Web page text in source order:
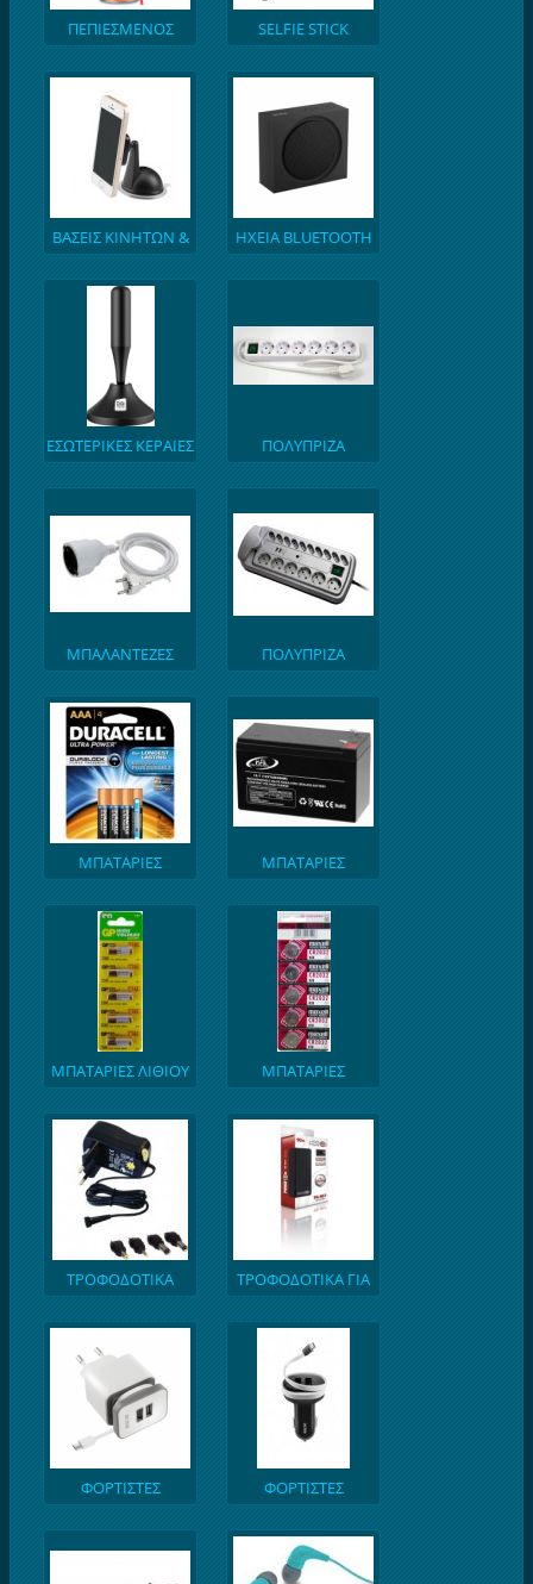
ΠΕΠΙΕΣΜΕΝΟΣ
SELFIE STICK
ΒΑΣΕΙΣ ΚΙΝΗΤΩΝ &
ΗΧΕΙΑ BLUETOOTH
ΕΣΩΤΕΡΙΚΕΣ ΚΕΡΑΙΕΣ
ΠΟΛΥΠΡΙΖΑ
ΜΠΑΛΑΝΤΕΖΕΣ
ΠΟΛΥΠΡΙΖΑ
ΜΠΑΤΑΡΙΕΣ
ΜΠΑΤΑΡΙΕΣ
ΜΠΑΤΑΡΙΕΣ ΛΙΘΙΟΥ
ΜΠΑΤΑΡΙΕΣ
ΤΡΟΦΟΔΟΤΙΚΑ
ΤΡΟΦΟΔΟΤΙΚΑ ΓΙΑ
ΦΟΡΤΙΣΤΕΣ
ΦΟΡΤΙΣΤΕΣ